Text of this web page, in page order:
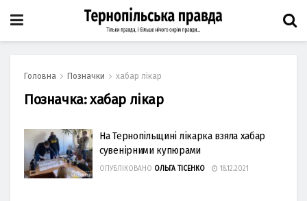
Головна Позначки хабар лікар
Позначка:хабар лікар
На Тернопільщині лікарка взяла хабар
сувенірними купюрами
ОПУБЛІКОВАНО ОЛЬГА ТІСЕНКО 18.12.2021